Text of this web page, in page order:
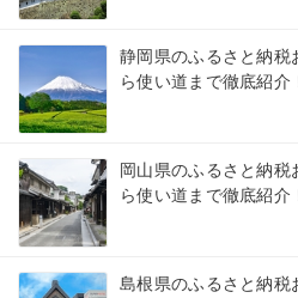
静岡県のふるさと納税
ら使い道まで徹底紹介
岡山県のふるさと納
ら使い道まで徹底紹介
島根県のふるさと納税